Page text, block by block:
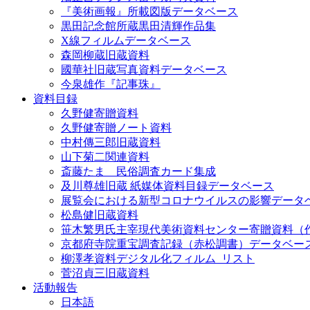
『美術画報』所載図版データベース
黒田記念館所蔵黒田清輝作品集
X線フィルムデータベース
森岡柳蔵旧蔵資料
國華社旧蔵写真資料データベース
今泉雄作『記事珠』
資料目録
久野健寄贈資料
久野健寄贈ノート資料
中村傳三郎旧蔵資料
山下菊二関連資料
斎藤たま 民俗調査カード集成
及川尊雄旧蔵 紙媒体資料目録データベース
展覧会における新型コロナウイルスの影響データ
松島健旧蔵資料
笹木繁男氏主宰現代美術資料センター寄贈資料（
京都府寺院重宝調査記録（赤松調書）データベー
柳澤孝資料デジタル化フィルム_リスト
菅沼貞三旧蔵資料
活動報告
日本語